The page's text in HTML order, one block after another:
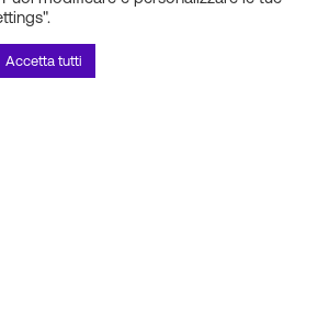
Accetta tutti